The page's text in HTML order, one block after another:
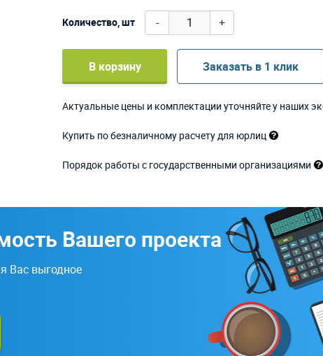
Количество, шт - +
В корзину Заказать в 1 клик
Актуальные цены и комплектации уточняйте у наших
Купить по безналичному расчету для юрлиц
Порядок работы с государственными организациями
Вашего проекта
Вас выгодное